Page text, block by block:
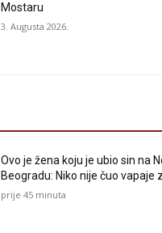
Mostaru
3. Augusta 2026.
Ovo je žena koju je ubio sin na
Beogradu: Niko nije čuo vapaje
prije 45 minuta